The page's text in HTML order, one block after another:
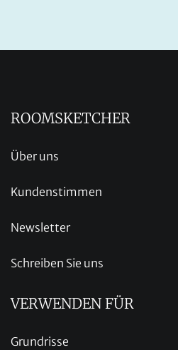
ROOMSKETCHER
Über uns
Kundenstimmen
Newsletter
Schreiben Sie uns
VERWENDEN FÜR
Grundrisse